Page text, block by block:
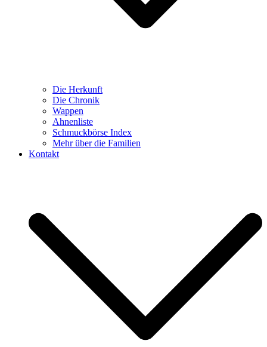
Die Herkunft
Die Chronik
Wappen
Ahnenliste
Schmuckbörse Index
Mehr über die Familien
Kontakt